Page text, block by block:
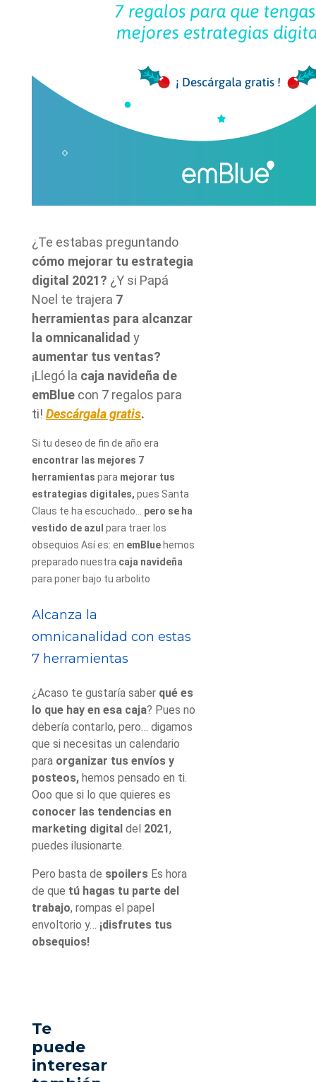
¿Te estabas preguntando
cómo mejorar tu estrategia
digital 2021? ¿Y si Papá
Noel te trajera 7
herramientas para alcanzar
la omnicanalidad y
aumentar tus ventas?
¡Llegó la caja navideña de
emBlue con 7 regalos para
ti! Descárgala gratis.
Si tu deseo de fin de año era
encontrar las mejores 7
herramientas para mejorar tus
estrategias digitales, pues Santa
Claus te ha escuchado… pero se ha
vestido de azul para traer los
obsequios Así es: en emBlue hemos
preparado nuestra caja navideña
para poner bajo tu arbolito
Alcanza la
omnicanalidad con estas
7 herramientas
¿Acaso te gustaría saber qué es
lo que hay en esa caja? Pues no
debería contarlo, pero… digamos
que si necesitas un calendario
para organizar tus envíos y
posteos, hemos pensado en ti.
Ooo que si lo que quieres es
conocer las tendencias en
marketing digital del 2021,
puedes ilusionarte.
Pero basta de spoilers Es hora
de que tú hagas tu parte del
trabajo, rompas el papel
envoltorio y… ¡disfrutes tus
obsequios!
Te
puede
interesar